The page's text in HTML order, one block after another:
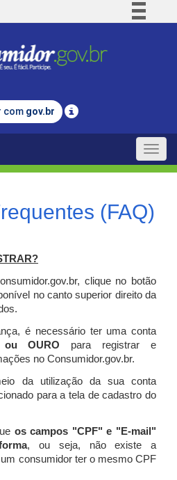
Comunica BR
Legislação
com gov.br
Toggle
(FAQ)
clique no botão
no canto superior direito da
é necessário ter uma conta
OURO para registrar e
no Consumidor.gov.br.
da utilização da sua conta
para a tela de cadastro do
os campos "CPF" e "E-mail"
, ou seja, não existe a
consumidor ter o mesmo CPF